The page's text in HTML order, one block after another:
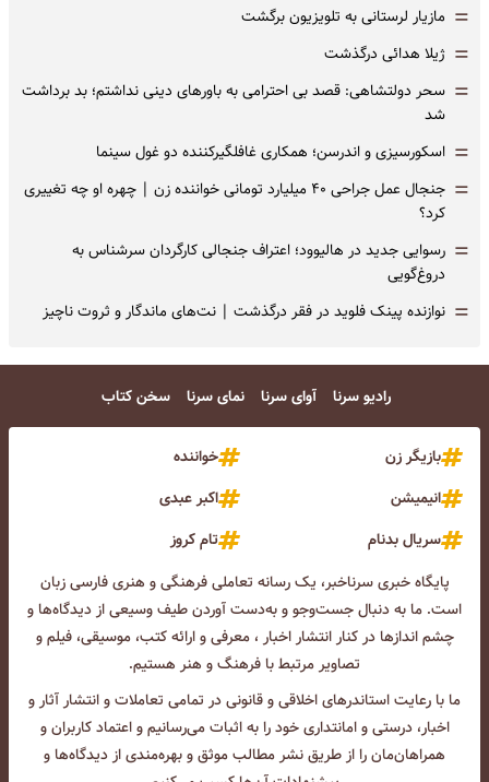
= مازیار لرستانی به تلویزیون برگشت
= ژیلا هدائی درگذشت
= سحر دولتشاهی: قصد بی احترامی به باورهای دینی نداشتم؛ بد برداشت
شد
= اسکورسیزی و اندرسن؛ همکاری غافلگیرکننده دو غول سینما
=
جنجال عمل جراحی ۴۰ میلیارد تومانی خواننده زن | چهره او چه تغییری
کرد؟
= رسوایی جدید در هالیوود؛ اعتراف جنجالی کارگردان سرشناس به
دروغ‌گویی
= نوازنده پینک فلوید در فقر درگذشت | نت‌های ماندگار و ثروت ناچیز
رادیو سرنا آوای سرنا نمای سرنا سخن کتاب
بازیگر زن
خواننده
انیمیشن
اکبر عبدی
سریال بدنام
تام کروز
پایگاه خبری سرناخبر، یک رسانه تعاملی فرهنگی و هنری فارسی زبان
است. ما به دنبال جست‌و‌جو و به‌دست آوردن طیف وسیعی از دیدگاه‌ها و
چشم انداز‌ها در کنار انتشار اخبار ، معرفی و ارائه کتب، موسیقی، فیلم و
تصاویر مرتبط با فرهنگ و هنر هستیم.
ما با رعایت استاندرهای اخلاقی و قانونی در تمامی تعاملات و انتشار آثار و
اخبار، درستی و امانتداری خود را به اثبات می‌رسانیم و اعتماد کاربران و
همراهان‌مان را از طریق نشر مطالب موثق و بهره‌مندی از دیدگاه‌ها و